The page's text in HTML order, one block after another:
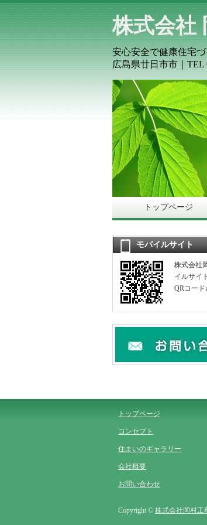
株式会社
安心安全で健康住宅
広島県廿日市市｜ TEL
トップページ
モバイルサイト
株式会社
イルサイ
QRコード
トップページ
コンセプト
住まいのギャラリー
会社概要
お問い合わせ
Copyright © 株式会社岡村工